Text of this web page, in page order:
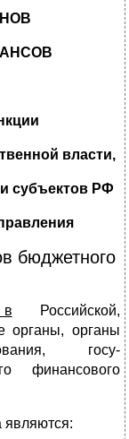
власти,
субъектов РФ
бюджетного
Российской,
органы, органы
госу­
финансового
являются: